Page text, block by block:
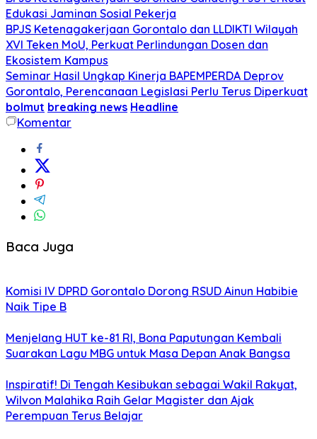
Edukasi Jaminan Sosial Pekerja
BPJS Ketenagakerjaan Gorontalo dan LLDIKTI Wilayah
XVI Teken MoU, Perkuat Perlindungan Dosen dan
Ekosistem Kampus
Seminar Hasil Ungkap Kinerja BAPEMPERDA Deprov
Gorontalo, Perencanaan Legislasi Perlu Terus Diperkuat
bolmut breaking news Headline
Komentar
Baca Juga
Komisi IV DPRD Gorontalo Dorong RSUD Ainun Habibie
Naik Tipe B
Menjelang HUT ke-81 RI, Bona Paputungan Kembali
Suarakan Lagu MBG untuk Masa Depan Anak Bangsa
Inspiratif! Di Tengah Kesibukan sebagai Wakil Rakyat,
Wilvon Malahika Raih Gelar Magister dan Ajak
Perempuan Terus Belajar